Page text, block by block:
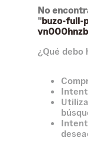
No
"buzo-full-
¿Qué debo